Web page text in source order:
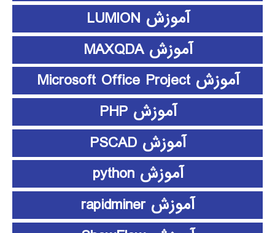
آموزش LUMION
آموزش MAXQDA
آموزش Microsoft Office Project
آموزش PHP
آموزش PSCAD
آموزش python
آموزش rapidminer